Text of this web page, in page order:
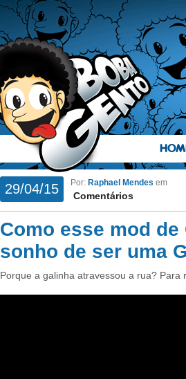
29/04/15 Por: Raphael Mendes em
Comentários
Como esse mod
sonho de ser uma
Porque a galinha atravessou a rua? Para